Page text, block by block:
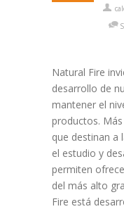
Natural Fire
desarrollo de
mantener el
productos.
que destinan a
el estudio y
permiten
del más alto
Fire está